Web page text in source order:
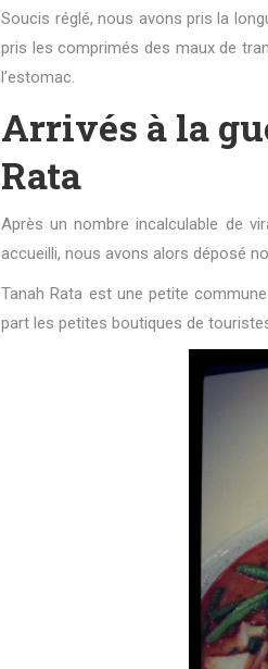
Soucis réglé, nous avons pris la
pris les comprimés des maux de
l’estomac.
Arrivés à la
Rata
Après un nombre incalculable de
accueilli, nous avons alors déposé
Tanah Rata est une petite
part les petites boutiques de